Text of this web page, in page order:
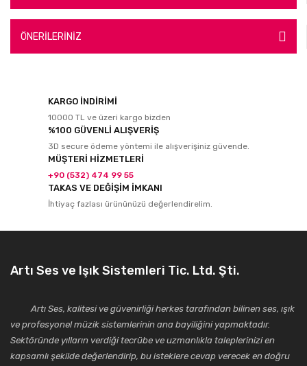
ÖNERİLERİNİZ
KARGO İNDİRİMİ
10000 TL ve üzeri kargo bizden
%100 GÜVENLİ ALIŞVERİŞ
3D secure ödeme yöntemi ile alışverişiniz güvende.
MÜŞTERİ HİZMETLERİ
+90 (532) 474 99 55
TAKAS VE DEĞİŞİM İMKANI
İhtiyaç fazlası ürününüzü değerlendirelim.
Artı Ses ve Işık Sistemleri Tic. Ltd. Şti.
Artı Ses, kalitesi ve güvenirliği herkes tarafından bilinen ses, ışık
ve profesyonel müzik sistemlerinin ana bayiliğini yapmaktadır.
Sektöründe yılların verdiği tecrübe ve uzmanlıkla taleplerinizi en
kapsamlı şekilde değerlendirip, bu isteklere cevap verecek en doğru